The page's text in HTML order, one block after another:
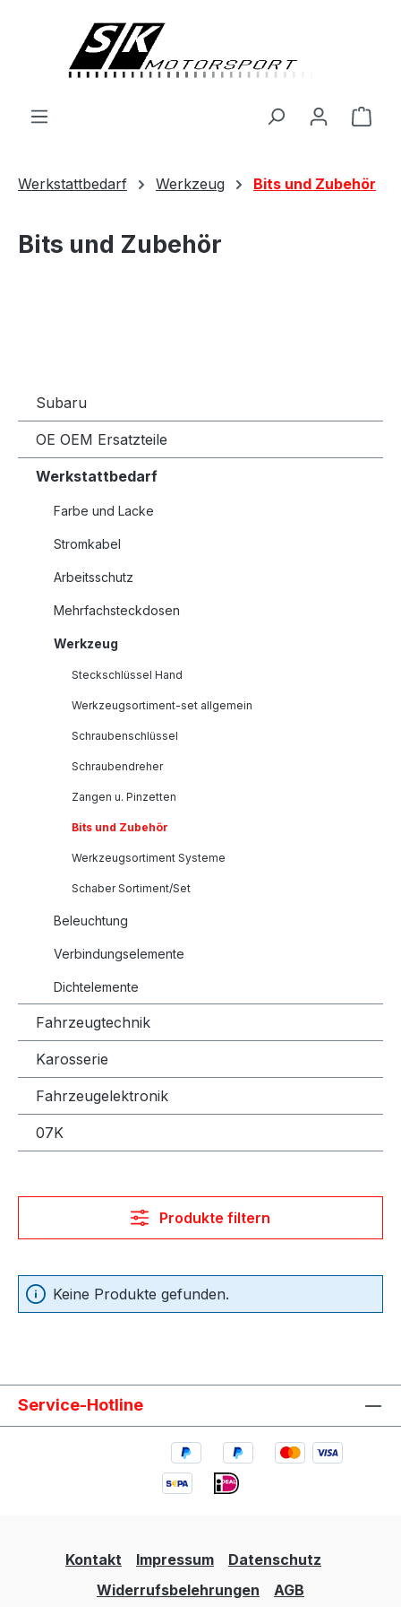
Werkstattbedarf Werkzeug Bits und Zubehör
Bits und Zubehör
Subaru
OE OEM Ersatzteile
Werkstattbedarf
Farbe und Lacke
Stromkabel
Arbeitsschutz
Mehrfachsteckdosen
Werkzeug
Steckschlüssel Hand
Werkzeugsortiment-set allgemein
Schraubenschlüssel
Schraubendreher
Zangen u. Pinzetten
Bits und Zubehör
Werkzeugsortiment Systeme
Schaber Sortiment/Set
Beleuchtung
Verbindungselemente
Dichtelemente
Fahrzeugtechnik
Karosserie
Fahrzeugelektronik
07K
Produkte filtern
Keine Produkte gefunden.
Service-Hotline
Kontakt Impressum
Datenschutz
Widerrufsbelehrungen
AGB